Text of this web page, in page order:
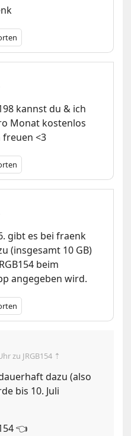
kannst du & ich
Monat kostenlos
freuen <3
gibt es bei fraenk
(insgesamt 10 GB)
beim
angegeben wird.
zu JRGB154 ⇡
dazu (also
bis 10. Juli
👈